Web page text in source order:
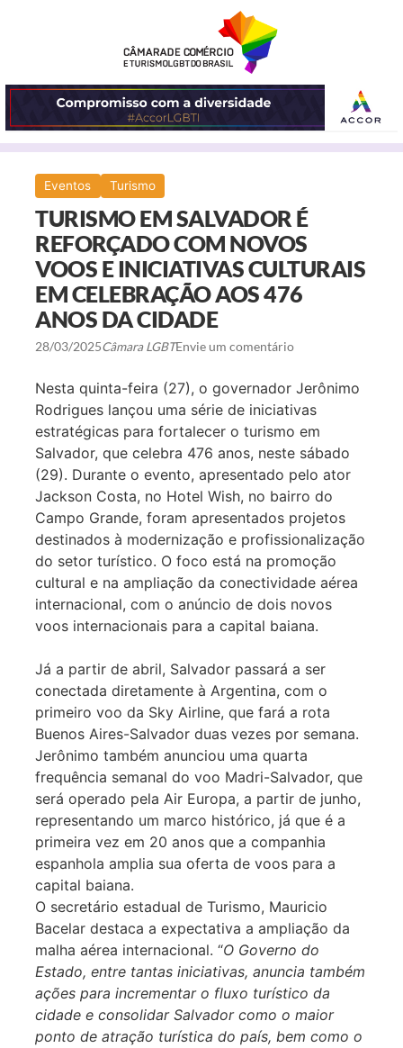
O
MENU
Eventos Turismo
TURISMO EM SALVADOR É
REFORÇADO COM NOVOS
VOOS E INICIATIVAS CULTURAIS
EM CELEBRAÇÃO AOS 476
ANOS DA CIDADE
28/03/2025Câmara LGBTEnvie um comentário
Nesta quinta-feira (27), o governador Jerônimo
Rodrigues lançou uma série de iniciativas
estratégicas para fortalecer o turismo em
Salvador, que celebra 476 anos, neste sábado
(29). Durante o evento, apresentado pelo ator
Jackson Costa, no Hotel Wish, no bairro do
Campo Grande, foram apresentados projetos
destinados à modernização e profissionalização
do setor turístico. O foco está na promoção
cultural e na ampliação da conectividade aérea
internacional, com o anúncio de dois novos
voos internacionais para a capital baiana.
Já a partir de abril, Salvador passará a ser
conectada diretamente à Argentina, com o
primeiro voo da Sky Airline, que fará a rota
Buenos Aires-Salvador duas vezes por semana.
Jerônimo também anunciou uma quarta
frequência semanal do voo Madri-Salvador, que
será operado pela Air Europa, a partir de junho,
representando um marco histórico, já que é a
primeira vez em 20 anos que a companhia
espanhola amplia sua oferta de voos para a
capital baiana.
O secretário estadual de Turismo, Mauricio
Bacelar destaca a expectativa a ampliação da
malha aérea internacional. “O Governo do
Estado, entre tantas iniciativas, anuncia também
ações para incrementar o fluxo turístico da
cidade e consolidar Salvador como o maior
ponto de atração turística do país, bem como o